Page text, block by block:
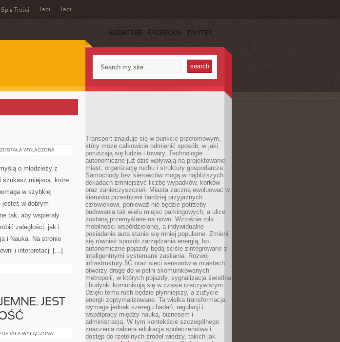
Spis Treści Tagi Tagi
SUBSCRIBE FACEBOOK TWITTER
JĘZYK
ZOSTAŁA WYŁĄCZONA
o młodzieży z
szukasz miejsca, które
w szybkiej
jesteś w dobrym
tak, aby wspierały
zaległości, jak i
i Nauka. Na stronie
i interpretacji […]
JEST
WYŁĄCZONA
Transport znajduje się w punkcie przełomowym,
który może całkowicie odmienić sposób, w jaki
poruszają się ludzie i towary. Technologie
autonomiczne już dziś wpływają na projektowanie
miast, organizację ruchu i struktury gospodarcze.
Samochody bez kierowców mogą w najbliższych
dekadach zmniejszyć liczbę wypadków, korków
oraz zanieczyszczeń. Miasta zaczną ewoluować w
kierunku przestrzeni bardziej przyjaznych
człowiekowi, ponieważ nie będzie potrzeby
budowania tak wielu miejsc parkingowych, a ulice
zostaną przemyślane na nowo. Wzrośnie rola
mobilności współdzielonej, a indywidualne
posiadanie auta stanie się mniej popularne. Zmieni
się również sposób zarządzania energią, bo
autonomiczne pojazdy będą ściśle zintegrowane z
inteligentnymi systemami zasilania. Rozwój
infrastruktury 5G oraz sieci sensorów w miastach
otworzy drogę do w pełni skomunikowanych
metropolii, w których pojazdy, sygnalizacja świetlna
i budynki komunikują się w czasie rzeczywistym.
Dzięki temu ruch będzie płynniejszy, a zużycie
energii zoptymalizowane. Ta wielka transformacja
wymaga jednak szeregu badań, regulacji i
współpracy między nauką, biznesem i
administracją. W tym kontekście szczególnego
znaczenia nabiera edukacja społeczeństwa i
dostęp do rzetelnych źródeł wiedzy, takich jak